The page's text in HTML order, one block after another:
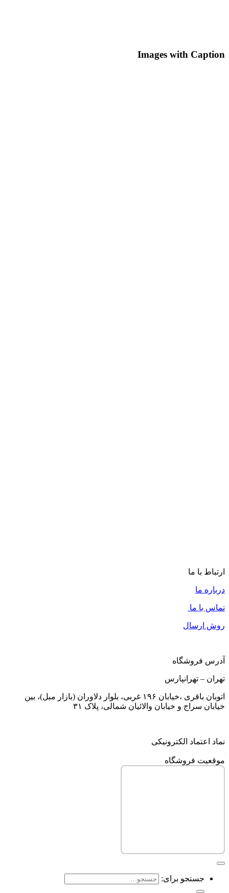
Images with Caption
ارتباط با ما
درباره ما
تماس با ما
روش ارسال
آدرس فروشگاه
تهران – تهرانپارس
اتوبان باقری ،خیابان ۱۹۶ غربی، بلوار دلاوران (بازار مبل)، بین
خیابان سراج و خیابان والائیان شمالی، پلاک ۳۱
نماد اعتماد الکترونیکی
موقعیت فروشگاه
جستجو برای: